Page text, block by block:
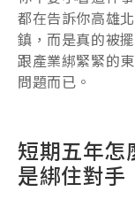
都在告訴你高雄
鎮，而是真的被
跟產業綁緊緊的
問題而已。
短期五年怎
是綁住對手